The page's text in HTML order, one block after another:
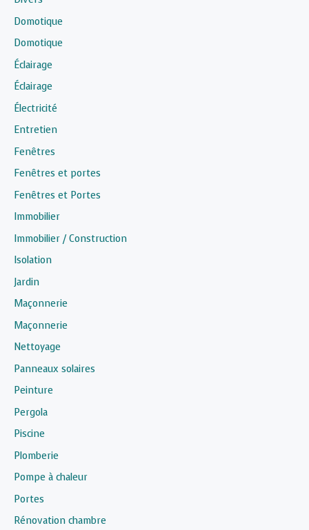
Domotique
Domotique
Éclairage
Éclairage
Électricité
Entretien
Fenêtres
Fenêtres et portes
Fenêtres et Portes
Immobilier
Immobilier / Construction
Isolation
Jardin
Maçonnerie
Maçonnerie
Nettoyage
Panneaux solaires
Peinture
Pergola
Piscine
Plomberie
Pompe à chaleur
Portes
Rénovation chambre